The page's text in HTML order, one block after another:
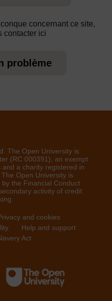
concernant ce site,
contacter ici
problème
The Open University is
(RC 000391), an exempt
a charity registered in
Open University is
the Financial Conduct
activity of credit
and cookies
Help and support
Act